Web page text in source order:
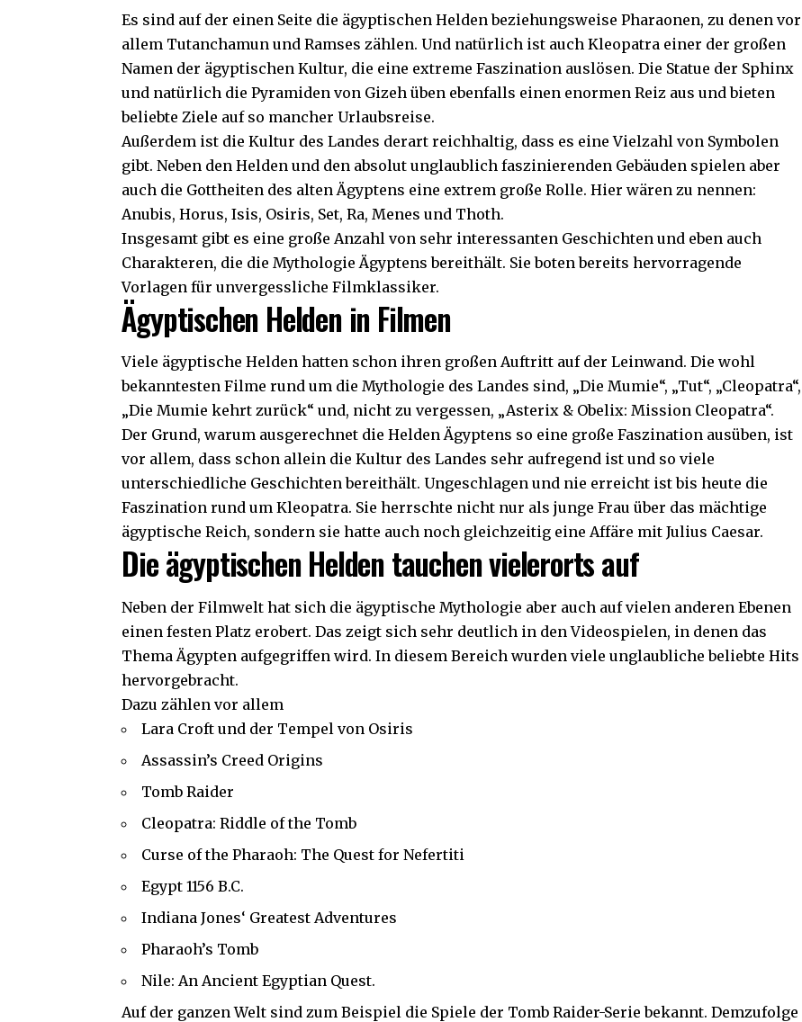
Es sind auf der einen Seite die ägyptischen Helden beziehungsweise Pharaonen, zu denen vor
allem Tutanchamun und Ramses zählen. Und natürlich ist auch Kleopatra einer der großen
Namen der ägyptischen Kultur, die eine extreme Faszination auslösen.Die Statue der Sphinx
und natürlich die Pyramiden von Gizeh üben ebenfalls einen enormen Reiz aus und bieten
beliebte Ziele auf so mancher Urlaubsreise.
Außerdem ist die Kultur des Landes derart reichhaltig, dass es eine Vielzahl von Symbolen
gibt. Neben den Helden und den absolut unglaublich faszinierenden Gebäuden spielen aber
auch die Gottheiten des alten Ägyptens eine extrem große Rolle. Hier wären zu nennen:
Anubis, Horus, Isis, Osiris, Set, Ra, Menes und Thoth.
Insgesamt gibt es eine große Anzahl von sehr interessanten Geschichten und eben auch
Charakteren, die die Mythologie Ägyptens bereithält. Sie boten bereits hervorragende
Vorlagen für unvergessliche Filmklassiker.
Ägyptischen Helden in Filmen
Viele ägyptische Helden hatten schon ihren großen Auftritt auf der Leinwand. Die wohl
bekanntesten Filme rund um die Mythologie des Landes sind, „Die Mumie“, „Tut“, „Cleopatra“,
„Die Mumie kehrt zurück“ und, nicht zu vergessen, „Asterix & Obelix: Mission Cleopatra“.
Der Grund, warum ausgerechnet die Helden Ägyptens so eine große Faszination ausüben, ist
vor allem, dass schon allein die Kultur des Landes sehr aufregend ist und so viele
unterschiedliche Geschichten bereithält. Ungeschlagen und nie erreicht ist bis heute die
Faszination rund um Kleopatra. Sie herrschte nicht nur als junge Frau über das mächtige
ägyptische Reich, sondern sie hatte auch noch gleichzeitig eine Affäre mit Julius Caesar.
Die ägyptischen Helden tauchen vielerorts auf
Neben der Filmwelt hat sich die ägyptische Mythologie aber auch auf vielen anderen Ebenen
einen festen Platz erobert. Das zeigt sich sehr deutlich in den Videospielen, in denen das
Thema Ägypten aufgegriffen wird. In diesem Bereich wurden viele unglaubliche beliebte Hits
hervorgebracht.
Dazu zählen vor allem
Lara Croft und der Tempel von Osiris
Assassin’s Creed Origins
Tomb Raider
Cleopatra: Riddle of the Tomb
Curse of the Pharaoh: The Quest for Nefertiti
Egypt 1156 B.C.
Indiana Jones‘ Greatest Adventures
Pharaoh’s Tomb
Nile: An Ancient Egyptian Quest.
Auf der ganzen Welt sind zum Beispiel die Spiele der Tomb Raider-Serie bekannt. Demzufolge